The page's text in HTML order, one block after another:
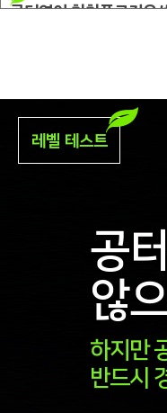
공터영어 천천푸르지오
공터영어 김포운유센터
031-992-3008
공터영어 천안월봉센터
010-7749-6116
충남 천안시 서북구 월봉4로
공터영어 연현센터
레벨 테스트
공
않
하지만
반드시